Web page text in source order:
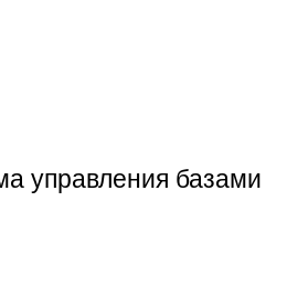
управления базами